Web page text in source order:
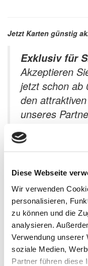
Diese Webseite
Wir verwenden
personalisieren,
zu können und die
analysieren.
Verwendung unserer
soziale Medien,
Partner führen diese
Jetzt Karten günstig
Exklusiv für
Akzeptieren
jetzt schon ab
den
unseres
Vorteile für
Mastercard & Visa
Transaktionsgebühr
Kostenlose
Mietfreistellung der
auch länger) zur
Technik-Hotline 7–24
Große Auswahl an
und Hotelsystemen
Schnelles digitales